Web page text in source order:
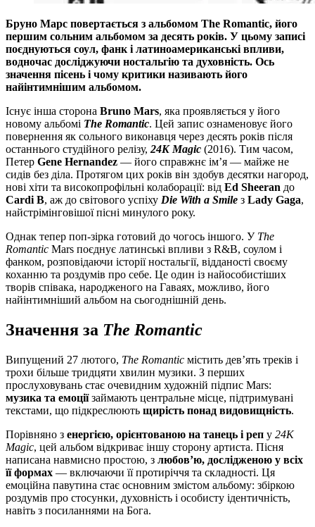
Бруно Марс повертається з альбомом The Romantic, його
першим сольним альбомом за десять років. У цьому записі
поєднуються соул, фанк і латиноамериканські впливи,
водночас досліджуючи ностальгію та духовність. Ось
значення пісень і чому критики називають його
найінтимнішим альбомом.
Існує інша сторона Bruno Mars, яка проявляється у його
новому альбомі The Romantic. Цей запис ознаменовує його
повернення як сольного виконавця через десять років після
останнього студійного релізу, 24K Magic (2016). Тим часом,
Петер Gene Hernandez — його справжнє ім’я — майже не
сидів без діла. Протягом цих років він здобув десятки нагород,
нові хіти та високопрофільні колаборації: від Ed Sheeran до
Cardi B, аж до світового успіху Die With a Smile з Lady Gaga,
найстрімінговішої пісні минулого року.
Однак тепер поп-зірка готовий до чогось іншого. У The
Romantic Mars поєднує латинські впливи з R&B, соулом і
фанком, розповідаючи історії ностальгії, відданості своєму
коханню та роздумів про себе. Це один із найособистіших
творів співакa, народженого на Гаваях, можливо, його
найінтимніший альбом на сьогоднішній день.
Значення за The Romantic
Випущений 27 лютого, The Romantic містить дев’ять треків і
трохи більше тридцяти хвилин музики. З перших
прослуховувань стає очевидним художній підпис Mars:
музика та емоціїзаймають центральне місце, підтримувані
текстами, що підкреслюють щирість понад видовищність.
Порівняно з енергією, орієнтованою на танець і реп у 24K
Magic, цей альбом відкриває іншу сторону артиста. Пісня
написана навмисно простою, з любов’ю, дослідженою у всіх
її формах — включаючи її протиріччя та складності. Ця
емоційна павутина стає основним змістом альбому: збіркою
роздумів про стосунки, духовність і особисту ідентичність,
навіть з посиланнями на Бога.